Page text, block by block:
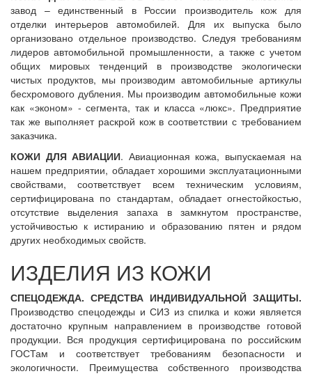
завод – единственный в России производитель кож для
отделки интерьеров автомобилей. Для их выпуска было
организовано отдельное производство. Следуя требованиям
лидеров автомобильной промышленности, а также с учетом
общих мировых тенденций в производстве экологически
чистых продуктов, мы производим автомобильные артикулы
бесхромового дубления. Мы производим автомобильные кожи
как «эконом» - сегмента, так и класса «люкс». Предприятие
так же выполняет раскрой кож в соответствии с требованием
заказчика.
КОЖИ ДЛЯ АВИАЦИИ. Авиационная кожа, выпускаемая на
нашем предприятии, обладает хорошими эксплуатационными
свойствами, соответствует всем техническим условиям,
сертифицирована по стандартам, обладает огнестойкостью,
отсутствие выделения запаха в замкнутом пространстве,
устойчивостью к истиранию и образованию пятен и рядом
других необходимых свойств.
ИЗДЕЛИЯ ИЗ КОЖИ
СПЕЦОДЕЖДА. СРЕДСТВА ИНДИВИДУАЛЬНОЙ ЗАЩИТЫ.
Производство спецодежды и СИЗ из спилка и кожи является
достаточно крупным направлением в производстве готовой
продукции. Вся продукция сертифицирована по российским
ГОСТам и соответствует требованиям безопасности и
экологичности. Преимущества собственного производства